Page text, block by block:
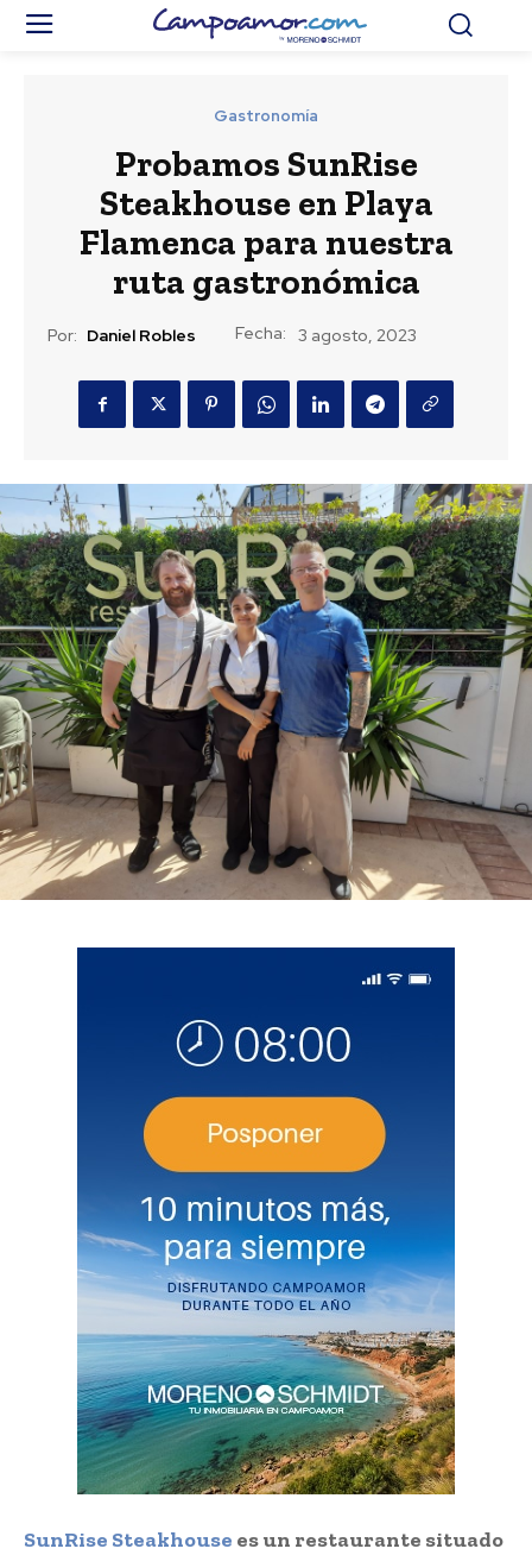
Gastronomía
Probamos SunRise
Steakhouse en Playa
Flamenca para nuestra
ruta gastronómica
Por: Daniel Robles Fecha: 3 agosto, 2023
SunRise Steakhouse es un restaurante situado